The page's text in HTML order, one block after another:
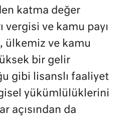
katma değer
vergisi ve kamu payı
ülkemiz ve kamu
bir gelir
gibi lisanslı faaliyet
yükümlülüklerini
açısından da